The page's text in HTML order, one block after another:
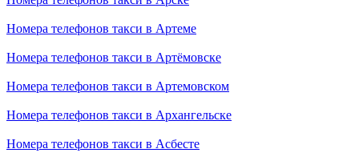
Номера телефонов такси в Артеме
Номера телефонов такси в Артёмовске
Номера телефонов такси в Артемовском
Номера телефонов такси в Архангельске
Номера телефонов такси в Асбесте